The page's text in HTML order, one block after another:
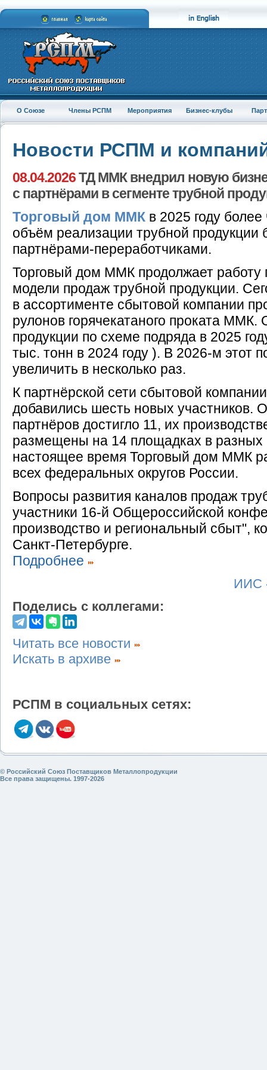
О Союзе Члены РСПМ Мероприятия Бизнес-клубы
Новости РСПМ и
08.04.2026ТД ММК внедрил новую
с партнёрами в сегменте трубной
Торговый дом ММК в 2025 году
объём реализации трубной продукции
партнёрами-переработчиками.
Торговый дом ММК продолжает
модели продаж трубной продукции.
в ассортименте сбытовой компании
рулонов горячекатаного проката
продукции по схеме подряда в 2025
тыс. тонн в 2024 году ). В 2026-м этот
увеличить в несколько раз.
К партнёрской сети сбытовой
добавились шесть новых участников.
партнёров достигло 11, их
размещены на 14 площадках в разных
настоящее время Торговый дом ММК
всех федеральных округов России.
Вопросы развития каналов продаж
участники 16-й Общероссийской
производство и региональный сбыт",
Санкт-Петербурге.
Подробнее
ИИС
Поделись с коллегами:
Читать все новости
Искать в архиве
РСПМ в социальных сетях:
© Российский Союз Поставщиков Металлопродукции
Все права защищены. 1997-2026